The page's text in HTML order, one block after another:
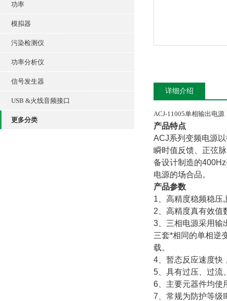
功率
模拟器
污染检测仪
功率分析仪
信号发生器
USB &火线音频接口
更多分类
详细介绍
ACJ-11005单相输出电源
产品特点
ACJ系列变频电源
瞬时值反馈、正弦
备设计制造的
电源的场合品。
产品参数
1、高精度稳频稳压
2、高精度真有效值
3、三相电源采用输
三套*相同的单相逆
载。
4、暂态反应速度快
5、具有过压、过流
6、主要元器件均使
7、常规为防护等级